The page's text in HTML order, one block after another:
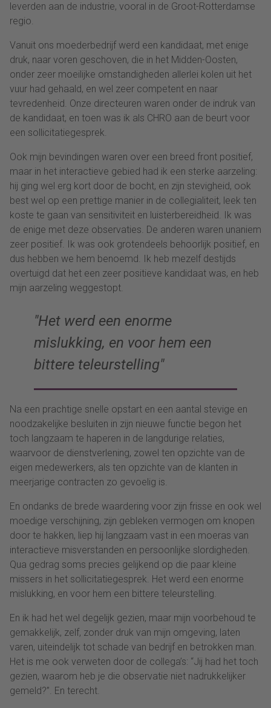
leverden aan de industrie, vooral in de Groot-Rotterdamse
regio.
Vanuit ons moederbedrijf werd een kandidaat, met enige
druk, naar voren geschoven, die in het Midden-Oosten,
onder zeer moeilijke omstandigheden allerlei kolen uit het
vuur had gehaald, en wel zeer competent en naar
tevredenheid. Onze directeuren waren onder de indruk van
de kandidaat, en toen was ik als CHRO aan de beurt voor
een sollicitatiegesprek.
Ook mijn bevindingen waren over een breed front positief,
maar in het interactieve gebied had ik een sterke aarzeling:
hij ging wel erg kort door de bocht, en zijn stevigheid, ook
best wel op een prettige manier in de collegialiteit, leek ten
koste te gaan van sensitiviteit en luisterbereidheid. Ik was
de enige met deze observaties. De anderen waren unaniem
zeer positief. Ik was ook grotendeels behoorlijk positief, en
dus hebben we hem benoemd. Ik heb mezelf destijds
overtuigd dat het een zeer positieve kandidaat was, en heb
mijn aarzeling weggestopt.
Het werd een enorme
mislukking, en voor hem een
bittere teleurstelling
Na een prachtige snelle opstart en een aantal stevige en
noodzakelijke besluiten in zijn nieuwe functie begon het
toch langzaam te haperen in de langdurige relaties,
waarvoor de dienstverlening, zowel ten opzichte van de
eigen medewerkers, als ten opzichte van de klanten in
meerjarige contracten zo gevoelig is.
En ondanks de brede waardering voor zijn frisse en ook wel
moedige verschijning, zijn gebleken vermogen om knopen
door te hakken, liep hij langzaam vast in een moeras van
interactieve misverstanden en persoonlijke slordigheden.
Qua gedrag soms precies gelijkend op die paar kleine
missers in het sollicitatiegesprek. Het werd een enorme
mislukking, en voor hem een bittere teleurstelling.
En ik had het wel degelijk gezien, maar mijn voorbehoud te
gemakkelijk, zelf, zonder druk van mijn omgeving, laten
varen, uiteindelijk tot schade van bedrijf en betrokken man.
Het is me ook verweten door de collega’s: “Jij had het toch
gezien, waarom heb je die observatie niet nadrukkelijker
gemeld?”. En terecht.